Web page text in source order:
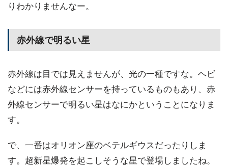
りわかりませんなー。
赤外線で明るい星
赤外線は目では見えませんが、光の一種ですな。ヘビ
などには赤外線センサーを持っているものもあり、赤
外線センサーで明るい星はなにかということになりま
す。
で、一番はオリオン座のベテルギウスだったりしま
す。超新星爆発を起こしそうな星で登場しましたね。